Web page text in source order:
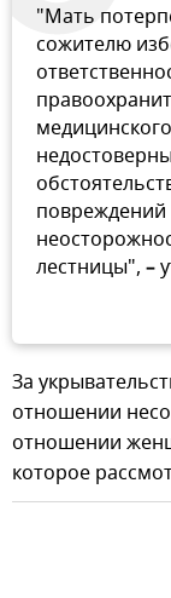
"Мать
сожителю
повреждений
лестницы", –
За
отношении
отношении
которое